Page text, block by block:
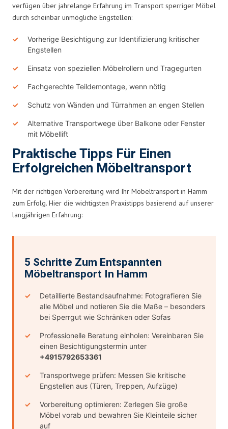
verfügen über jahrelange Erfahrung im Transport sperriger Möbel
durch scheinbar unmögliche Engstellen:
Vorherige Besichtigung zur Identifizierung kritischer
Engstellen
Einsatz von speziellen Möbelrollern und Tragegurten
Fachgerechte Teildemontage, wenn nötig
Schutz von Wänden und Türrahmen an engen Stellen
Alternative Transportwege über Balkone oder Fenster
mit Möbellift
Praktische Tipps Für Einen
Erfolgreichen Möbeltransport
Mit der richtigen Vorbereitung wird Ihr Möbeltransport in Hamm
zum Erfolg. Hier die wichtigsten Praxistipps basierend auf unserer
langjährigen Erfahrung:
5 Schritte Zum Entspannten
Möbeltransport In Hamm
Detaillierte Bestandsaufnahme: Fotografieren Sie
alle Möbel und notieren Sie die Maße – besonders
bei Sperrgut wie Schränken oder Sofas
Professionelle Beratung einholen: Vereinbaren Sie
einen Besichtigungstermin unter
+4915792653361
Transportwege prüfen: Messen Sie kritische
Engstellen aus (Türen, Treppen, Aufzüge)
Vorbereitung optimieren: Zerlegen Sie große
Möbel vorab und bewahren Sie Kleinteile sicher
auf